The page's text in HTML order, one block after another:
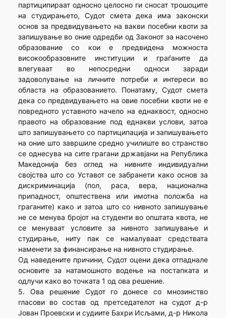
партиципираат односно целосно ги сносат трошоците
на студирањето, Судот смета дека има законски
основ за предвидувањето на вакви посебни квоти за
запишување во оние одредби од Законот за насочено
образование со кои е предвидена можноста
високообразовните институции и граѓаните да
влегуваат во непосредни односи заради
задоволување на личните потреби и интереси во
областа на образованието. Понатаму, Судот смета
дека со предвидувањето на овие посебни квоти не е
повредното уставното начело на еднаквост, односно
правото на образование под еднакви услови, затоа
што запишувањето со партиципација и запишувањето
на оние што завршиле средно училиште во странство
се однесува на сите грагани државјани на Република
Македонија без оглед на нивните индивидуални
својства што со Уставот се забранети како основ за
дискриминација (пол, раса, вера, национална
припадност, општествена или имотна положба на
граганите) како и затоа што со нивното запишување
не се менува бројот на студенти во општата квота, не
се менуваат условите за нивното запишување и
студирање, ниту пак се намалуваат средствата
наменети за финансирање на нивното студирање.
Од наведените причини, Судот оцени дека отпаднале
основите за натамошното водење на постапката и
одлучи како во точката 1 од ова решение.
5. Ова решение Судот го донесе со мнозинство
гласови во состав од претседателот на судот д-р
Јован Проевски и судиите Бахри Исљами, д-р Никола